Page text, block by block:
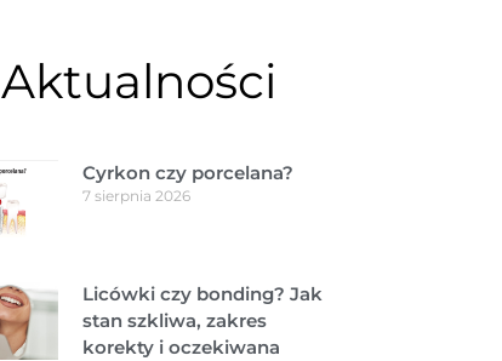
Aktualności
Cyrkon czy porcelana?
7 sierpnia 2026
Licówki czy bonding? Jak
stan szkliwa, zakres
korekty i oczekiwana